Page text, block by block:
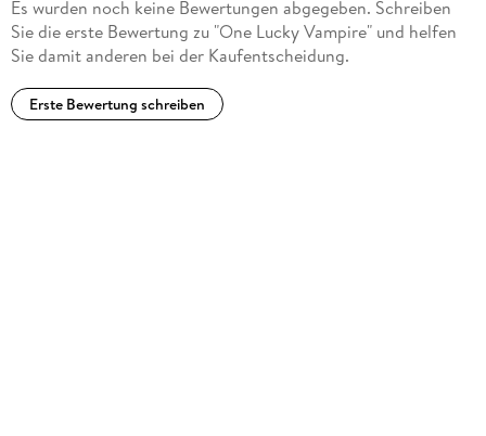
Es wurden noch keine Bewertungen abgegeben. Schreiben
Sie die erste Bewertung zu "One Lucky Vampire" und helfen
Sie damit anderen bei der Kaufentscheidung.
Erste Bewertung schreiben